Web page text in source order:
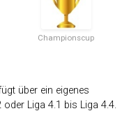
Championscup
über ein eigenes
Liga 4.1 bis Liga 4.4.